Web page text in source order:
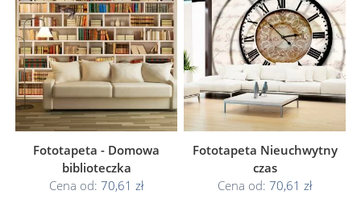
Fototapeta - Domowa
biblioteczka
Cena od: 70,61 zł
Fototapeta Nieuchwytny
czas
Cena od: 70,61 zł